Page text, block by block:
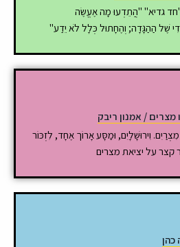
גדיא" "הֲתֵדְעוּ מָה אֶעֱשֶׂה
הַהַגָּדָה; וְהֶחָתוּל כְּלָל לֹא יֵדַע"
/ אמנון ריבק
וִירוּשָׁלָיִם, וּמַסָּע אָרוֹך אֶחָד, לִזְכּוֹר
על יציאת מצרים